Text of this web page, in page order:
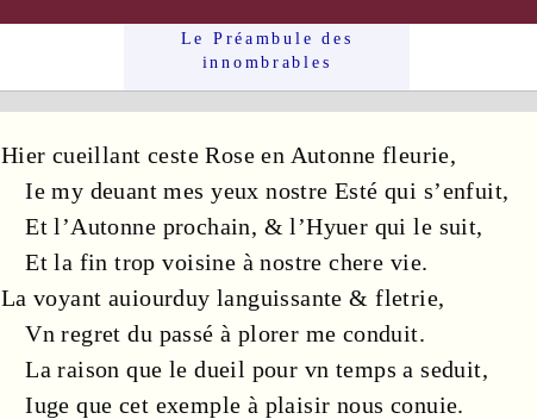
Le Préam­bule des
innom­brables
Hier cueillant cesteRose en Autonne fleurie,
Ie my deuant mesyeux nostreEsté qui s’enfuit,
Et l’Autonne prochain, & l’Hyuer qui le suit,
Et la fin trop voisine à nostrechere vie.
La voyant auiourduy languissante & fletrie,
Vnregret du passé à plorer me conduit.
Laraison que ledueil pour vn temps a seduit,
Iuge que cet exemple à plaisir nous conuie.